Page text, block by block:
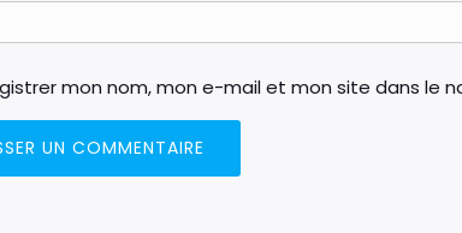
mon nom, mon e-mail et mon site dans le